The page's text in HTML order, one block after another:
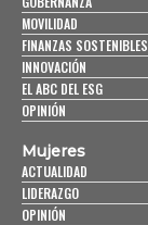
MOVILIDAD
FINANZAS SOSTENIBLES
INNOVACIÓN
EL ABC DEL ESG
OPINIÓN
Mujeres
ACTUALIDAD
LIDERAZGO
OPINIÓN